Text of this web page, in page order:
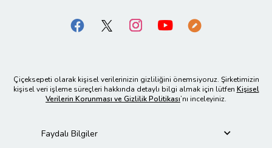
Çiçeksepeti olarak kişisel verilerinizin gizliliğini önemsiyoruz. Şirketimizin
kişisel veri işleme süreçleri hakkında detaylı bilgi almak için lütfen Kişisel
Verilerin Korunması ve Gizlilik Politikası’nı inceleyiniz.
Faydalı Bilgiler